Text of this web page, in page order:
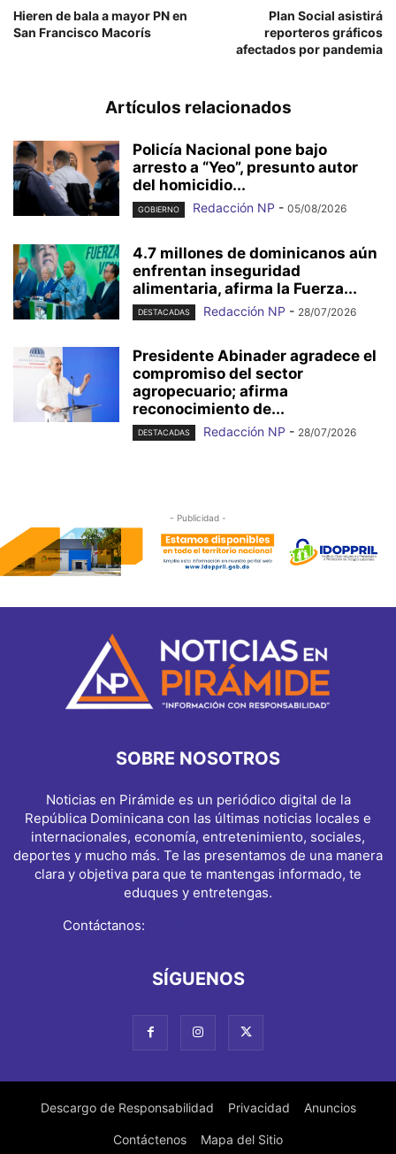
Hieren de bala a mayor PN en
San Francisco Macorís
Plan Social asistirá
reporteros gráficos
afectados por pandemia
Artículos relacionados
Policía Nacional pone bajo
arresto a “Yeo”, presunto autor
del homicidio...
GOBIERNO Redacción NP - 05/08/2026
4.7 millones de dominicanos aún
enfrentan inseguridad
alimentaria, afirma la Fuerza...
DESTACADAS Redacción NP - 28/07/2026
Presidente Abinader agradece el
compromiso del sector
agropecuario; afirma
reconocimiento de...
DESTACADAS Redacción NP - 28/07/2026
- Publicidad -
SOBRE NOSOTROS
Noticias en Pirámide es un periódico digital de la
República Dominicana con las últimas noticias locales e
internacionales, economía, entretenimiento, sociales,
deportes y mucho más. Te las presentamos de una manera
clara y objetiva para que te mantengas informado, te
eduques y entretengas.
Contáctanos:
SÍGUENOS
Descargo de Responsabilidad Privacidad Anuncios
Contáctenos Mapa del Sitio